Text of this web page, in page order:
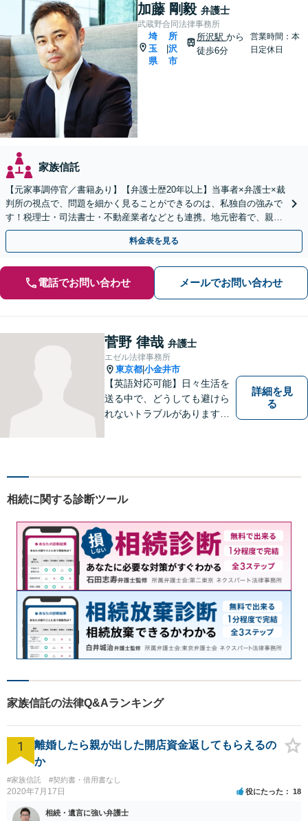
加藤 剛毅 弁護士
武蔵野合同法律事務所
埼
玉
県
所
沢
市
所沢駅から
徒歩6分
営業時間：本
日定休日
家族信託
【元家事調停官／書籍あり】【弁護士歴20年以上】当事者×弁護士×裁
判所の視点で、問題を細かく見ることができるのは、私独自の強みで
す！税理士・司法書士・不動産業者などとも連携。地元密着で、親切
＆丁寧にお悩みに寄り添います【所沢駅6分】
料金表を見る
電話でお問い合わせ メールでお問い合わせ
菅野 律哉 弁護士
エゼル法律事務所
東京都 小金井市
【英語対応可能】日々生活を
送る中で、どうしても避けら
れないトラブルがあります。
ます。 まずはお気軽にご相談
詳細を見
る
相続に関する診断ツール
家族信託の法律Q&Aランキング
1
離婚したら親が出した開店資金返してもらえるの
か
#家族信託 #契約書・借用書なし
2020年7月17日 役にたった 18
相続・遺言に強い弁護士